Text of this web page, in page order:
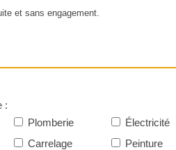
et sans engagement.
:
Plomberie
Électricité
Carrelage
Peinture